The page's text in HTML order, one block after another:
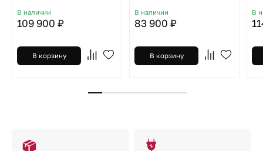
В наличии
109 900 ₽
В корзину
В наличии
83 900 ₽
В корзину
В